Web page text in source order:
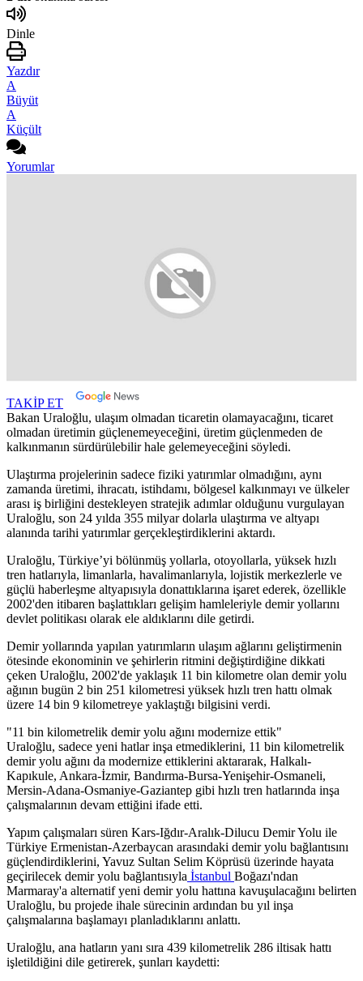
Dinle
Yazdır
A
Büyüt
A
Küçült
Yorumlar
TAKİP ET
Bakan Uraloğlu, ulaşım olmadan ticaretin olamayacağını, ticaret
olmadan üretimin güçlenemeyeceğini, üretim güçlenmeden de
kalkınmanın sürdürülebilir hale gelemeyeceğini söyledi.
Ulaştırma projelerinin sadece fiziki yatırımlar olmadığını, aynı
zamanda üretimi, ihracatı, istihdamı, bölgesel kalkınmayı ve ülkeler
arası iş birliğini destekleyen stratejik adımlar olduğunu vurgulayan
Uraloğlu, son 24 yılda 355 milyar dolarla ulaştırma ve altyapı
alanında tarihi yatırımlar gerçekleştirdiklerini aktardı.
Uraloğlu, Türkiye’yi bölünmüş yollarla, otoyollarla, yüksek hızlı
tren hatlarıyla, limanlarla, havalimanlarıyla, lojistik merkezlerle ve
güçlü haberleşme altyapısıyla donattıklarına işaret ederek, özellikle
2002'den itibaren başlattıkları gelişim hamleleriyle demir yollarını
devlet politikası olarak ele aldıklarını dile getirdi.
Demir yollarında yapılan yatırımların ulaşım ağlarını geliştirmenin
ötesinde ekonominin ve şehirlerin ritmini değiştirdiğine dikkati
çeken Uraloğlu, 2002'de yaklaşık 11 bin kilometre olan demir yolu
ağının bugün 2 bin 251 kilometresi yüksek hızlı tren hattı olmak
üzere 14 bin 9 kilometreye yaklaştığı bilgisini verdi.
"11 bin kilometrelik demir yolu ağını modernize ettik"
Uraloğlu, sadece yeni hatlar inşa etmediklerini, 11 bin kilometrelik
demir yolu ağını da modernize ettiklerini aktararak, Halkalı-
Kapıkule, Ankara-İzmir, Bandırma-Bursa-Yenişehir-Osmaneli,
Mersin-Adana-Osmaniye-Gaziantep gibi hızlı tren hatlarında inşa
çalışmalarının devam ettiğini ifade etti.
Yapım çalışmaları süren Kars-Iğdır-Aralık-Dilucu Demir Yolu ile
Türkiye Ermenistan-Azerbaycan arasındaki demir yolu bağlantısını
güçlendirdiklerini, Yavuz Sultan Selim Köprüsü üzerinde hayata
geçirilecek demir yolu bağlantısıyla İstanbul Boğazı'ndan
Marmaray'a alternatif yeni demir yolu hattına kavuşulacağını belirten
Uraloğlu, bu projede ihale sürecinin ardından bu yıl inşa
çalışmalarına başlamayı planladıklarını anlattı.
Uraloğlu, ana hatların yanı sıra 439 kilometrelik 286 iltisak hattı
işletildiğini dile getirerek, şunları kaydetti: